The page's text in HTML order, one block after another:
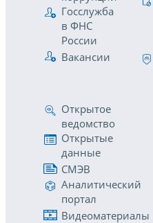
Госслужба
в ФНС
России
Вакансии
Открытое
ведомство
Открытые
данные
СМЭВ
Аналитический
портал
Видеоматериалы